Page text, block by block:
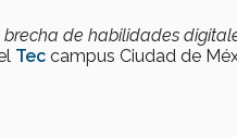
de habilidades
Tec campus Ciudad de